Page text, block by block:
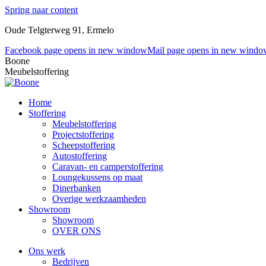
Spring naar content
Oude Telgterweg 91, Ermelo
Facebook page opens in new windowMail page opens in new
Boone
Meubelstoffering
Home
Stoffering
Meubelstoffering
Projectstoffering
Scheepstoffering
Autostoffering
Caravan- en camperstoffering
Loungekussens op maat
Dinerbanken
Overige werkzaamheden
Showroom
Showroom
OVER ONS
Ons werk
Bedrijven